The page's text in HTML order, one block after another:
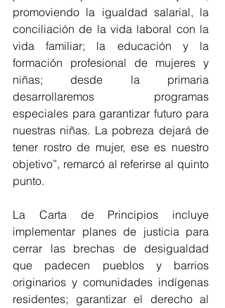
promoviendo la igualdad salarial, la
conciliación de la vida laboral con la
vida familiar; la educación y la
formación profesional de mujeres y
niñas; desde la primaria
desarrollaremos programas
especiales para garantizar futuro para
nuestras niñas. La pobreza dejará de
tener rostro de mujer, ese es nuestro
objetivo”, remarcó al referirse al quinto
punto.
La Carta de Principios incluye
implementar planes de justicia para
cerrar las brechas de desigualdad
que padecen pueblos y barrios
originarios y comunidades indígenas
residentes; garantizar el derecho al